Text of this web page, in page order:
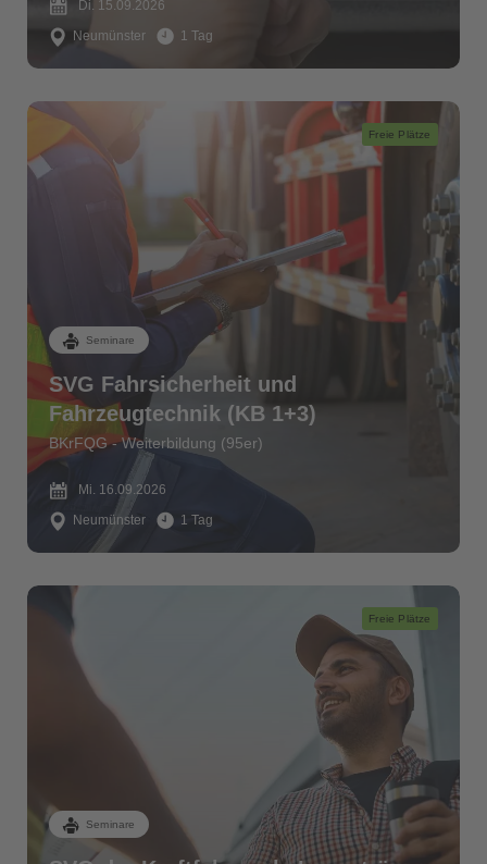
Di. 15.09.2026
Neumünster
1 Tag
Freie Plätze
Seminare
SVG Fahrsicherheit und
Fahrzeugtechnik (KB 1+3)
BKrFQG - Weiterbildung (95er)
Mi. 16.09.2026
Neumünster
1 Tag
Freie Plätze
Seminare